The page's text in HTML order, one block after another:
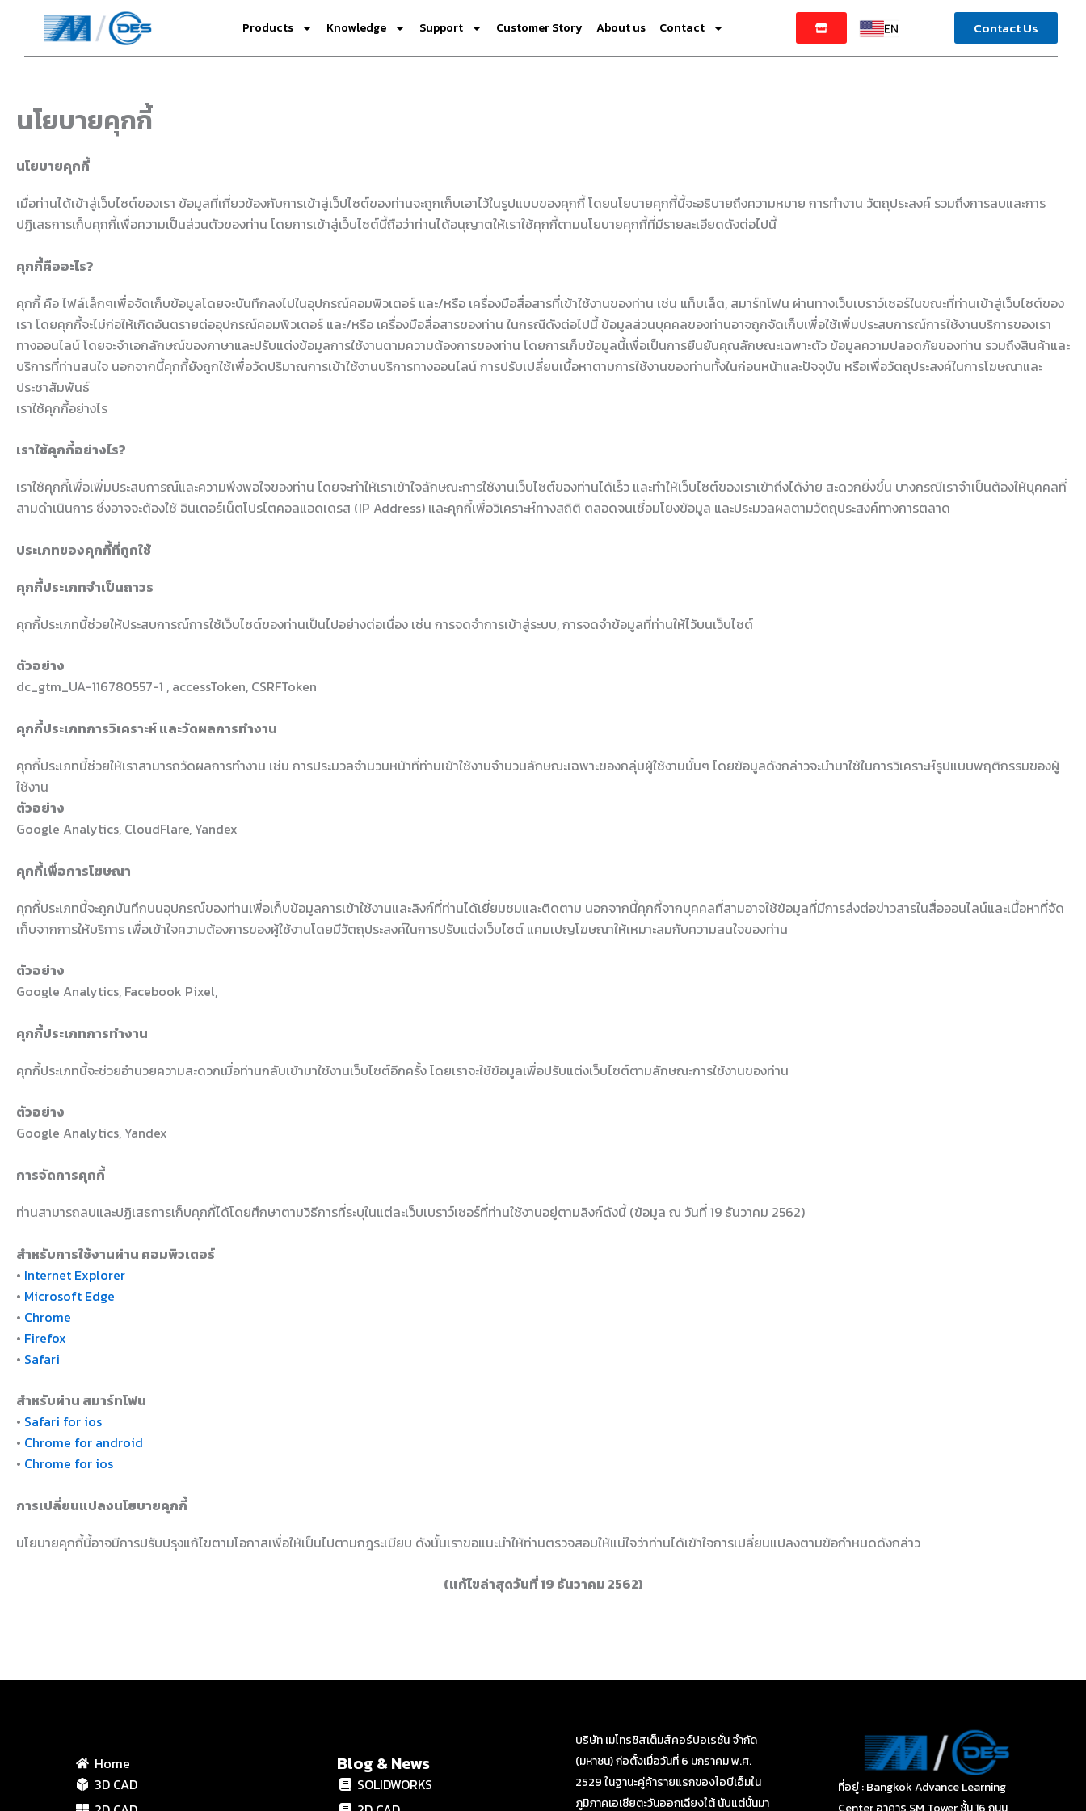
content
Products Knowledge Support Customer Story About us Contact Contact Us
นโยบายคุกกี้
นโยบายคุกกี้
เมื่อท่านได้เข้าสู่เว็บไซต์ของเรา ข้อมูลที่เกี่ยวข้องกับการเข้าสู่เว็ปไซต์ของท่านจะถูกเก็บเอาไว้ในรูปแบบของคุกกี้ โดยนโยบายคุกกี้นี้จะอธิบายถึงความหมาย การทำงาน วัตถุประสงค์ รวมถึงการลบและการ
ปฏิเสธการเก็บคุกกี้เพื่อความเป็นส่วนตัวของท่าน โดยการเข้าสู่เว็บไซต์นี้ถือว่าท่านได้อนุญาตให้เราใช้คุกกี้ตามนโยบายคุกกี้ที่มีรายละเอียดดังต่อไปนี้
คุกกี้คืออะไร?
คุกกี้ คือ ไฟล์เล็กๆเพื่อจัดเก็บข้อมูลโดยจะบันทึกลงไปในอุปกรณ์คอมพิวเตอร์ และ/หรือ เครื่องมือสื่อสารที่เข้าใช้งานของท่าน เช่น แท็บเล็ต, สมาร์ทโฟน ผ่านทางเว็บเบราว์เซอร์ในขณะที่ท่านเข้าสู่เว็บไซต์ของ
เรา โดยคุกกี้จะไม่ก่อให้เกิดอันตรายต่ออุปกรณ์คอมพิวเตอร์ และ/หรือ เครื่องมือสื่อสารของท่าน ในกรณีดังต่อไปนี้ ข้อมูลส่วนบุคคลของท่านอาจถูกจัดเก็บเพื่อใช้เพิ่มประสบการณ์การใช้งานบริการของเรา
ทางออนไลน์ โดยจะจำเอกลักษณ์ของภาษาและปรับแต่งข้อมูลการใช้งานตามความต้องการของท่าน โดยการเก็บข้อมูลนี้เพื่อเป็นการยืนยันคุณลักษณะเฉพาะตัว ข้อมูลความปลอดภัยของท่าน รวมถึงสินค้าและ
บริการที่ท่านสนใจ นอกจากนี้คุกกี้ยังถูกใช้เพื่อวัดปริมาณการเข้าใช้งานบริการทางออนไลน์ การปรับเปลี่ยนเนื้อหาตามการใช้งานของท่านทั้งในก่อนหน้าและปัจจุบัน หรือเพื่อวัตถุประสงค์ในการโฆษณาและ
ประชาสัมพันธ์
เราใช้คุกกี้อย่างไร
เราใช้คุกกี้อย่างไร?
เราใช้คุกกี้เพื่อเพิ่มประสบการณ์และความพึงพอใจของท่าน โดยจะทำให้เราเข้าใจลักษณะการใช้งานเว็บไซต์ของท่านได้เร็ว และทำให้เว็บไซต์ของเราเข้าถึงได้ง่าย สะดวกยิ่งขึ้น บางกรณีเราจำเป็นต้องให้บุคคลที่
สามดำเนินการ ซึ่งอาจจะต้องใช้ อินเตอร์เน็ตโปรโตคอลแอดเดรส (IP Address) และคุกกี้เพื่อวิเคราะห์ทางสถิติ ตลอดจนเชื่อมโยงข้อมูล และประมวลผลตามวัตถุประสงค์ทางการตลาด
ประเภทของคุกกี้ที่ถูกใช้
คุกกี้ประเภทจำเป็นถาวร
คุกกี้ประเภทนี้ช่วยให้ประสบการณ์การใช้เว็บไซต์ของท่านเป็นไปอย่างต่อเนื่อง เช่น การจดจำการเข้าสู่ระบบ, การจดจำข้อมูลที่ท่านให้ไว้บนเว็บไซต์
ตัวอย่าง
dc_gtm_UA-116780557-1 , accessToken, CSRFToken
คุกกี้ประเภทการวิเคราะห์ และวัดผลการทำงาน
คุกกี้ประเภทนี้ช่วยให้เราสามารถวัดผลการทำงาน เช่น การประมวลจำนวนหน้าที่ท่านเข้าใช้งานจำนวนลักษณะเฉพาะของกลุ่มผู้ใช้งานนั้นๆ โดยข้อมูลดังกล่าวจะนำมาใช้ในการวิเคราะห์รูปแบบพฤติกรรมของผู้
ใช้งาน
ตัวอย่าง
Google Analytics, CloudFlare, Yandex
คุกกี้เพื่อการโฆษณา
คุกกี้ประเภทนี้จะถูกบันทึกบนอุปกรณ์ของท่านเพื่อเก็บข้อมูลการเข้าใช้งานและลิงก์ที่ท่านได้เยี่ยมชมและติดตาม นอกจากนี้คุกกี้จากบุคคลที่สามอาจใช้ข้อมูลที่มีการส่งต่อข่าวสารในสื่อออนไลน์และเนื้อหาที่จัด
เก็บจากการให้บริการ เพื่อเข้าใจความต้องการของผู้ใช้งานโดยมีวัตถุประสงค์ในการปรับแต่งเว็บไซต์ แคมเปญโฆษณาให้เหมาะสมกับความสนใจของท่าน
ตัวอย่าง
Google Analytics, Facebook Pixel,
คุกกี้ประเภทการทำงาน
คุกกี้ประเภทนี้จะช่วยอำนวยความสะดวกเมื่อท่านกลับเข้ามาใช้งานเว็บไซต์อีกครั้ง โดยเราจะใช้ข้อมูลเพื่อปรับแต่งเว็บไซต์ตามลักษณะการใช้งานของท่าน
ตัวอย่าง
Google Analytics, Yandex
การจัดการคุกกี้
ท่านสามารถลบและปฏิเสธการเก็บคุกกี้ได้โดยศึกษาตามวิธีการที่ระบุในแต่ละเว็บเบราว์เซอร์ที่ท่านใช้งานอยู่ตามลิงก์ดังนี้ (ข้อมูล ณ วันที่ 19 ธันวาคม 2562)
สำหรับการใช้งานผ่าน คอมพิวเตอร์
• Internet Explorer
• Microsoft Edge
• Chrome
• Firefox
• Safari
สำหรับผ่าน สมาร์ทโฟน
• Safari for ios
• Chrome for android
• Chrome for ios
การเปลี่ยนแปลงนโยบายคุกกี้
นโยบายคุกกี้นี้อาจมีการปรับปรุงแก้ไขตามโอกาสเพื่อให้เป็นไปตามกฎระเบียบ ดังนั้นเราขอแนะนำให้ท่านตรวจสอบให้แน่ใจว่าท่านได้เข้าใจการเปลี่ยนแปลงตามข้อกำหนดดังกล่าว
(แก้ไขล่าสุดวันที่ 19 ธันวาคม 2562)
Home
3D CAD
Blog & News
SOLIDWORKS
บริษัท เมโทรซิสเต็มส์คอร์ปอเรชั่น จำกัด
(มหาชน) ก่อตั้งเมื่อวันที่ 6 มกราคม พ.ศ.
2529 ในฐานะคู่ค้ารายแรกของไอบีเอ็มใน
ภูมิภาคเอเชียตะวันออกเฉียงใต้ นับแต่นั้นมา
ที่อยู่ : Bangkok Advance Learning